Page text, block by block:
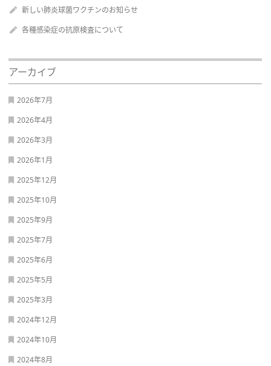
新しい肺炎球菌ワクチンのお知らせ
各種感染症の抗原検査について
アーカイブ
2026年7月
2026年4月
2026年3月
2026年1月
2025年12月
2025年10月
2025年9月
2025年7月
2025年6月
2025年5月
2025年3月
2024年12月
2024年10月
2024年8月